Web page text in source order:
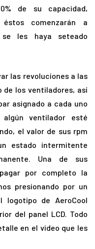
de su capacidad,
éstos comenzarán a
les haya seteado
las revoluciones a las
de los ventiladores, así
asignado a cada uno
ventilador esté
el valor de sus rpm
estado intermitente
Una de sus
por completo la
presionando por un
de AeroCool
del panel LCD. Todo
en el video que les